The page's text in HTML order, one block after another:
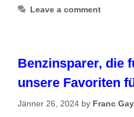
Leave a comment
Benzinsparer, die
unsere Favoriten
Jänner 26, 2024 by Franc